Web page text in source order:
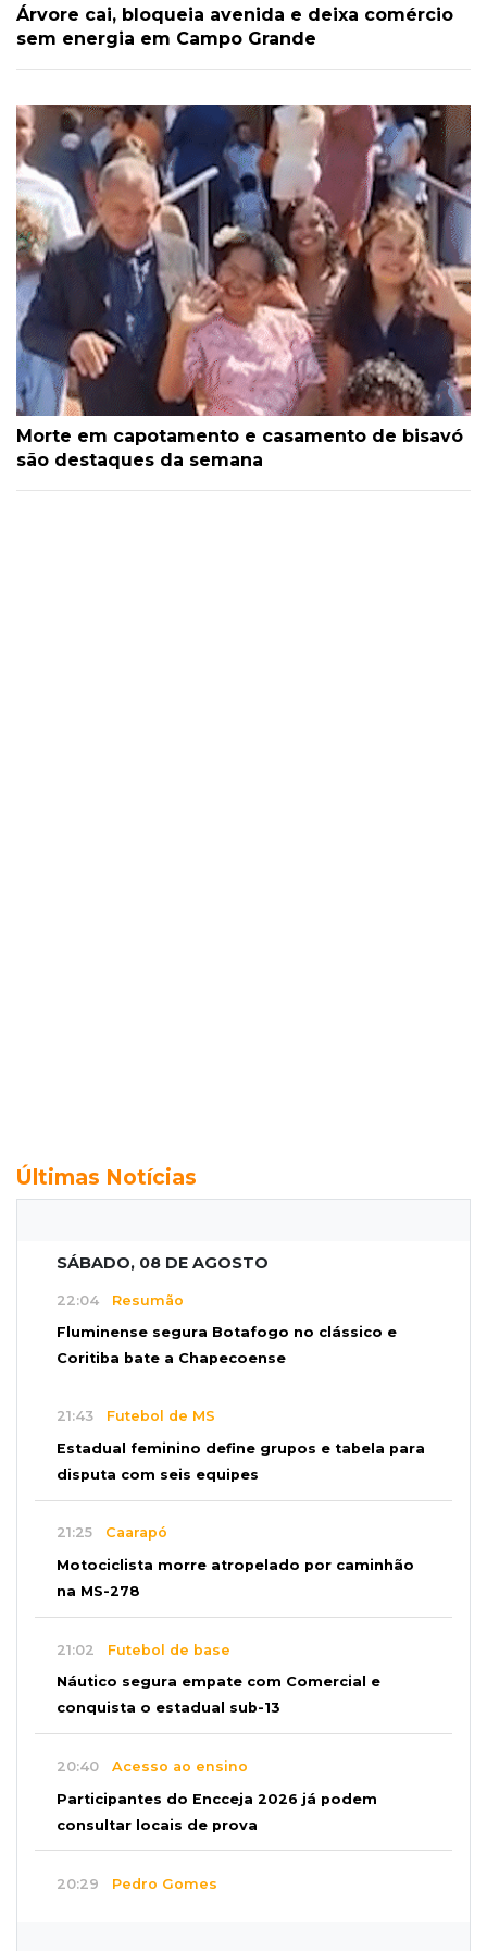
Árvore cai, bloqueia avenida e deixa comércio
sem energia em Campo Grande
Morte em capotamento e casamento de bisavó
são destaques da semana
Últimas Notícias
SÁBADO, 08 DE AGOSTO
22:04 Resumão
Fluminense segura Botafogo no clássico e
Coritiba bate a Chapecoense
21:43 Futebol de MS
Estadual feminino define grupos e tabela para
disputa com seis equipes
21:25 Caarapó
Motociclista morre atropelado por caminhão
na MS-278
21:02 Futebol de base
Náutico segura empate com Comercial e
conquista o estadual sub-13
20:40 Acesso ao ensino
Participantes do Encceja 2026 já podem
consultar locais de prova
20:29 Pedro Gomes